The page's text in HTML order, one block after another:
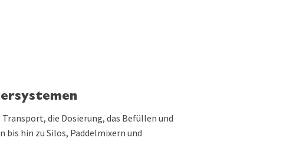
die Dosierung, das Befüllen und
hin zu Silos, Paddelmixern und